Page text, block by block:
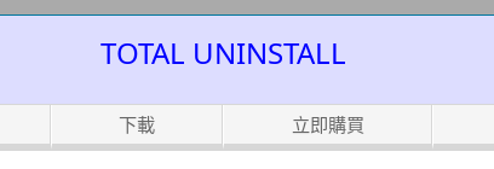
TOTAL UNINSTALL
下載 立即購買